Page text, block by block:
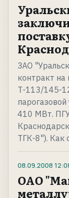
ЗАО
контракт на
Т-113/145-
410 МВт. ПГУ
ТГК-8"). Как
08.09.2008
ОАО